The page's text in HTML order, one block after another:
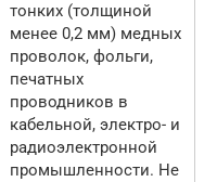
тонких (толщиной
менее 0,2 мм) медных
проволок, фольги,
печатных
проводников в
кабельной, электро- и
радиоэлектронной
промышленности. Не